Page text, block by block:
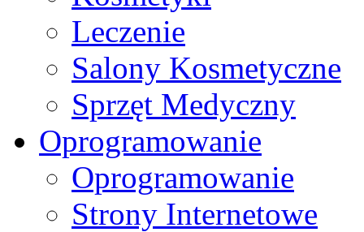
Leczenie
Salony Kosmetyczne
Sprzęt Medyczny
Oprogramowanie
Oprogramowanie
Strony Internetowe